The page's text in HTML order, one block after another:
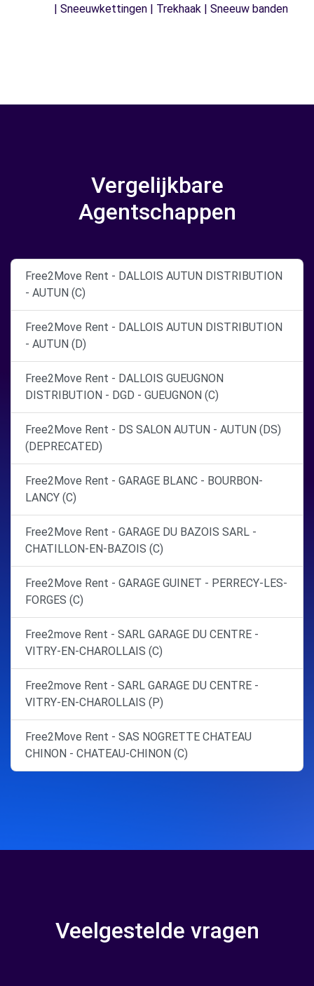
| Sneeuwkettingen | Trekhaak | Sneeuw banden
Vergelijkbare
Agentschappen
Free2Move Rent - DALLOIS AUTUN DISTRIBUTION
- AUTUN (C)
Free2Move Rent - DALLOIS AUTUN DISTRIBUTION
- AUTUN (D)
Free2Move Rent - DALLOIS GUEUGNON
DISTRIBUTION - DGD - GUEUGNON (C)
Free2Move Rent - DS SALON AUTUN - AUTUN (DS)
(DEPRECATED)
Free2Move Rent - GARAGE BLANC - BOURBON-
LANCY (C)
Free2Move Rent - GARAGE DU BAZOIS SARL -
CHATILLON-EN-BAZOIS (C)
Free2Move Rent - GARAGE GUINET - PERRECY-LES-
FORGES (C)
Free2move Rent - SARL GARAGE DU CENTRE -
VITRY-EN-CHAROLLAIS (C)
Free2move Rent - SARL GARAGE DU CENTRE -
VITRY-EN-CHAROLLAIS (P)
Free2Move Rent - SAS NOGRETTE CHATEAU
CHINON - CHATEAU-CHINON (C)
Veelgestelde vragen